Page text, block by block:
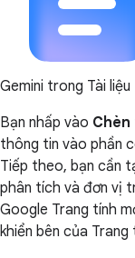
Gemini trong Tài liệu
Bạn nhấp vào Chèn
thông tin vào phần
Tiếp theo, bạn cần
phân tích và đơn vị
Google Trang tính
khiển bên của Trang